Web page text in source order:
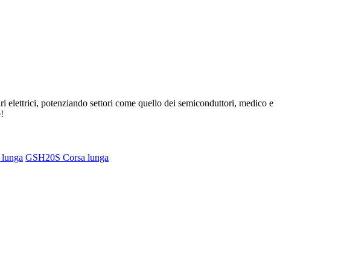
potenziando settori come quello dei semiconduttori, medico e
GSH20S Corsa lunga